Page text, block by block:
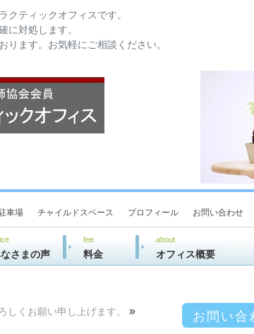
ティックオフィスです。
に対処します。
ます。お気軽にご相談ください。
車場 チャイルドスペース プロフィール お問い合わせ
さまの声
fee
料金
about
オフィス概要
しくお願い申し上げます。 » お問い合